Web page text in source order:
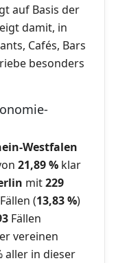
auf Basis der
damit, in
Cafés, Bars
besonders
Westfalen
21,89 % klar
mit229
Fällen (13,83 %)
Fällen
vereinen
aller in dieser